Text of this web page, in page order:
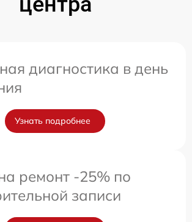
диагностика в день
Узнать подробнее
ремонт -25% по
записи